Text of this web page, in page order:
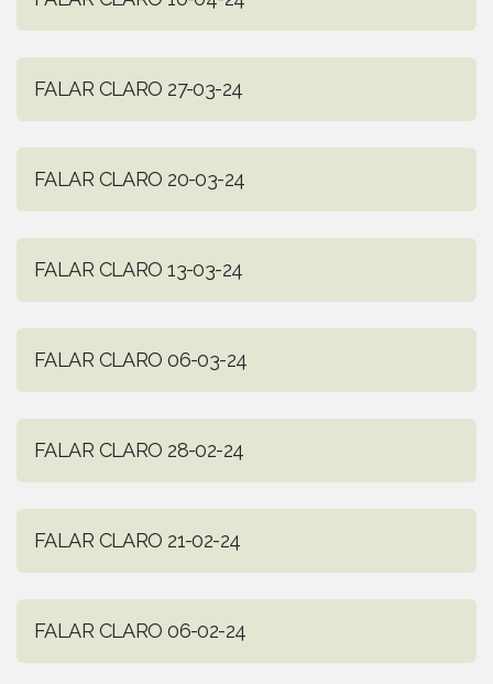
FALAR CLARO 27-03-24
FALAR CLARO 20-03-24
FALAR CLARO 13-03-24
FALAR CLARO 06-03-24
FALAR CLARO 28-02-24
FALAR CLARO 21-02-24
FALAR CLARO 06-02-24